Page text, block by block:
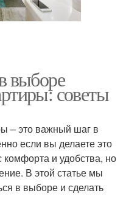
выборе
советы
– это важный шаг в
если вы делаете это
и удобства, но
В этой статье мы
в выборе и сделать